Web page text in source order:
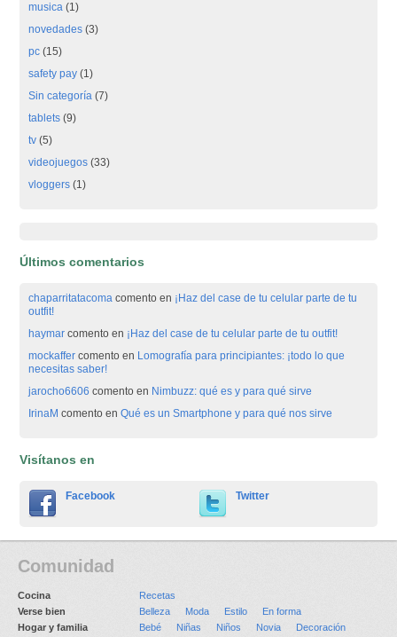
musica (1)
novedades (3)
pc (15)
safety pay (1)
Sin categoría (7)
tablets (9)
tv (5)
videojuegos (33)
vloggers (1)
Últimos comentarios
chaparritatacoma comento en ¡Haz del case de tu celular parte de tu
outfit!
haymar comento en ¡Haz del case de tu celular parte de tu outfit!
mockaffer comento en Lomografía para principiantes: ¡todo lo que
necesitas saber!
jarocho6606 comento en Nimbuzz: qué es y para qué sirve
IrinaM comento enQué es un Smartphone y para qué nos sirve
Visítanos en
Facebook Twitter
Comunidad
Cocina
Recetas
Verse bien
Belleza Moda Estilo
En forma
Hogar y familia
Bebé Niñas Niños Novia Decoración